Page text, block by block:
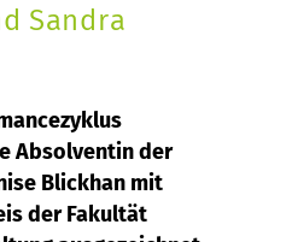
Sandra
Absolventin der
Blickhan mit
der Fakultät